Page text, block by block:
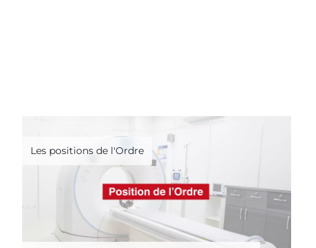
Les positions de l'Ordre